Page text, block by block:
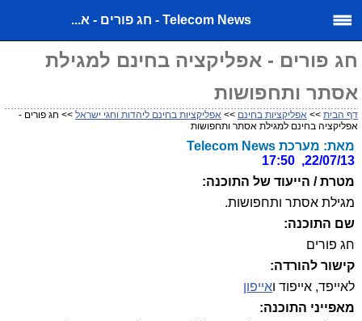
Telecom News - חג פורים - א...
חג פורים - אפליקציה בחינם למגילת
אסתר ותחפושות
דף הבית >> אפליקציות בחינם >> אפליקציות בחינם ליהדות וחגי ישראל >> חג פורים -
אפליקציה בחינם למגילת אסתר ותחפושות
מאת: מערכת Telecom News
22/07/13, 17:50
מטרת / הייעוד של התוכנה:
מגילת אסתר ותחפושות.
שם התוכנה:
חג פורים
קישור להורדה:
לאייפד, אייפוד ואייפון
מאפייני התוכנה: